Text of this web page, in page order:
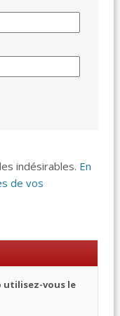
indésirables. En
de vos
utilisez-vous le